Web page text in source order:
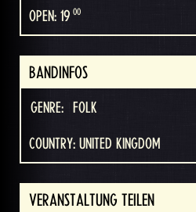
OPEN: 19 00
BANDINFOS
GENRE: FOLK
COUNTRY: UNITED KINGDOM
VERANSTALTUNG TEILEN